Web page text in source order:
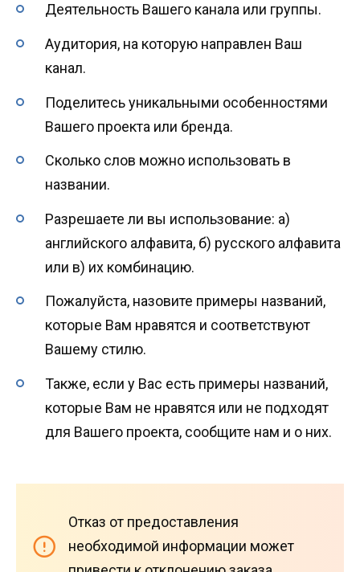
Деятельность Вашего канала или группы.
Аудитория, на которую направлен Ваш
канал.
Поделитесь уникальными особенностями
Вашего проекта или бренда.
Сколько слов можно использовать в
названии.
Разрешаете ли вы использование: а)
английского алфавита, б) русского алфавита
или в) их комбинацию.
Пожалуйста, назовите примеры названий,
которые Вам нравятся и соответствуют
Вашему стилю.
Также, если у Вас есть примеры названий,
которые Вам не нравятся или не подходят
для Вашего проекта, сообщите нам и о них.
Отказ от предоставления
необходимой информации может